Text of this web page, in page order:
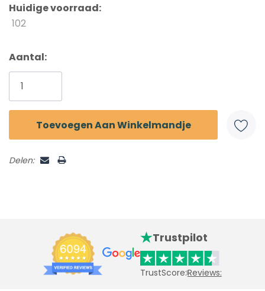
Huidige voorraad:
102
Aantal:
Delen:
Trustpilot
TrustScore:Reviews: